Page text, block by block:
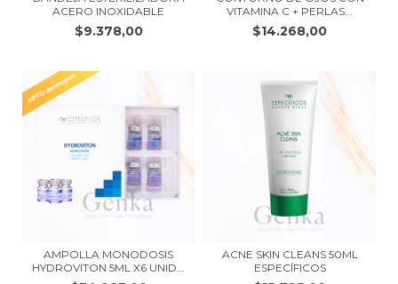
ACERO INOXIDABLE
$9.378,00
VITAMINA C + PERLAS...
$14.268,00
AMPOLLA MONODOSIS
HYDROVITON 5ML X6 UNID...
ACNE SKIN CLEANS 50ML
ESPECÍFICOS